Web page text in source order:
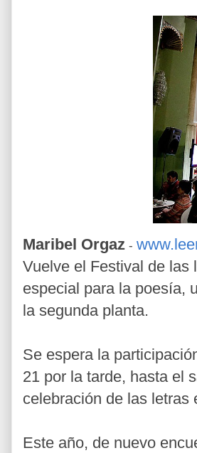
Maribel Orgaz -
Vuelve el Festival de las
especial para la poesía,
la segunda planta.
Se espera la
21 por la tarde, hasta el
celebración de las letras
Este año, de nuevo